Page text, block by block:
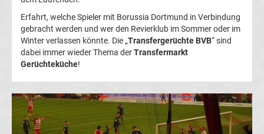
Kaiserslautern
Transfergerüchte
1.
FC
Erfahrt, welche Spieler mit Borussia Dortmund in Verbindung
gebracht werden und wer den Revierklub im Sommer oder im
Winter verlassen könnte. Die „Transfergerüchte BVB“ sind
dabei immer wieder Thema derTransfermarkt
Gerüchteküche!